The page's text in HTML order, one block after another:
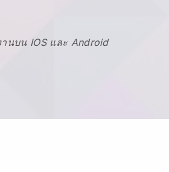
นบน IOS และ Android